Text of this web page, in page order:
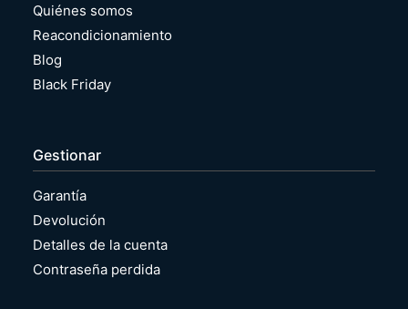
Quiénes somos
Reacondicionamiento
Blog
Black Friday
Gestionar
Garantía
Devolución
Detalles de la cuenta
Contraseña perdida